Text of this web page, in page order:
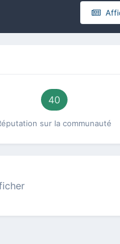
40
sur la communauté